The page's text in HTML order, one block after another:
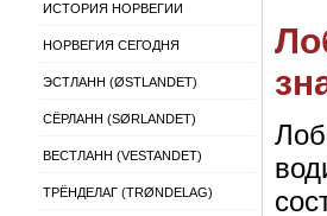
ИСТОРИЯ НОРВЕГИИ
НОРВЕГИЯ СЕГОДНЯ
ЭСТЛАНН (ØSTLANDET)
СЁРЛАНН (SØRLANDET)
ВЕСТЛАНН (VESTANDET)
ТРЁНДЕЛАГ (TRØNDELAG)